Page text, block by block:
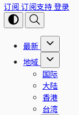
订阅 订阅支持登录
最新
地域
国际
大陆
香港
台湾